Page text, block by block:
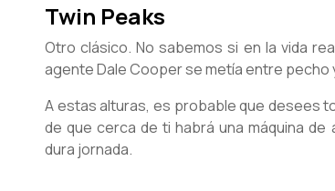
Twin Peaks
Otro clásico. No sabemos si en la vida
agente Dale Cooper se metía entre pecho
A estas alturas, es probable que desees
de que cerca de ti habrá una máquina
dura jornada.